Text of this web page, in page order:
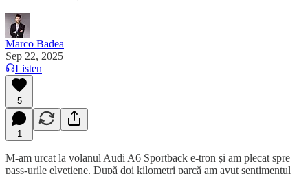
Marco Badea
Sep 22, 2025
Listen
5
1
M-am urcat la volanul Audi A6 Sportback e-tron și am plecat spre
pass-urile elvețiene. După doi kilometri parcă am avut sentimentul